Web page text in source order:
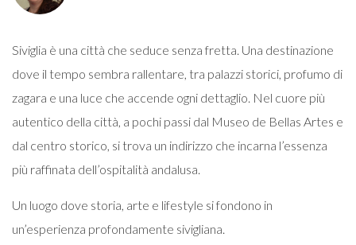
Siviglia è una città che seduce senza fretta. Una destinazione
dove il tempo sembra rallentare, tra palazzi storici, profumo di
zagara e una luce che accende ogni dettaglio. Nel cuore più
autentico della città, a pochi passi dal Museo de Bellas Artes e
dal centro storico, si trova un indirizzo che incarna l’essenza
più raffinata dell’ospitalità andalusa.
Un luogo dove storia, arte e lifestyle si fondono in
un’esperienza profondamente sivigliana.